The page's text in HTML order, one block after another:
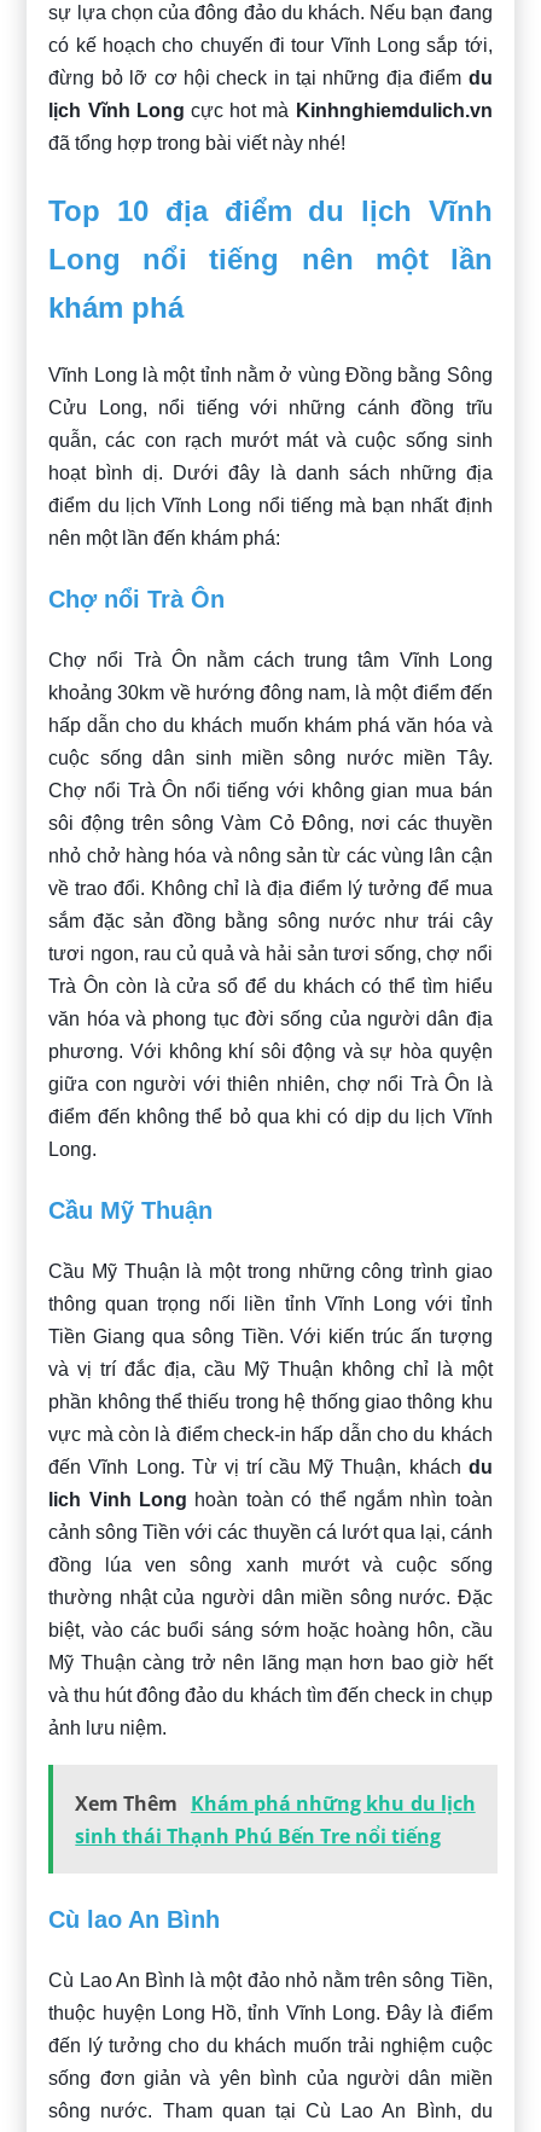
sự lựa chọn của đông đảo du khách. Nếu bạn đang
có kế hoạch cho chuyến đi tour Vĩnh Long sắp tới,
đừng bỏ lỡ cơ hội check in tại những địa điểm du
lịch Vĩnh Long cực hot mà Kinhnghiemdulich.vn
đã tổng hợp trong bài viết này nhé!
Top 10 địa điểm du lịch Vĩnh
Long nổi tiếng nên một lần
khám phá
Vĩnh Long là một tỉnh nằm ở vùng Đồng bằng Sông
Cửu Long, nổi tiếng với những cánh đồng trĩu
quẫn, các con rạch mướt mát và cuộc sống sinh
hoạt bình dị. Dưới đây là danh sách những địa
điểm du lịch Vĩnh Long nổi tiếng mà bạn nhất định
nên một lần đến khám phá:
Chợ nổi Trà Ôn
Chợ nổi Trà Ôn nằm cách trung tâm Vĩnh Long
khoảng 30km về hướng đông nam, là một điểm đến
hấp dẫn cho du khách muốn khám phá văn hóa và
cuộc sống dân sinh miền sông nước miền Tây.
Chợ nổi Trà Ôn nổi tiếng với không gian mua bán
sôi động trên sông Vàm Cỏ Đông, nơi các thuyền
nhỏ chở hàng hóa và nông sản từ các vùng lân cận
về trao đổi. Không chỉ là địa điểm lý tưởng để mua
sắm đặc sản đồng bằng sông nước như trái cây
tươi ngon, rau củ quả và hải sản tươi sống, chợ nổi
Trà Ôn còn là cửa sổ để du khách có thể tìm hiểu
văn hóa và phong tục đời sống của người dân địa
phương. Với không khí sôi động và sự hòa quyện
giữa con người với thiên nhiên, chợ nổi Trà Ôn là
điểm đến không thể bỏ qua khi có dịp du lịch Vĩnh
Long.
Cầu Mỹ Thuận
Cầu Mỹ Thuận là một trong những công trình giao
thông quan trọng nối liền tỉnh Vĩnh Long với tỉnh
Tiền Giang qua sông Tiền. Với kiến trúc ấn tượng
và vị trí đắc địa, cầu Mỹ Thuận không chỉ là một
phần không thể thiếu trong hệ thống giao thông khu
vực mà còn là điểm check-in hấp dẫn cho du khách
đến Vĩnh Long. Từ vị trí cầu Mỹ Thuận, khách du
lich Vinh Long hoàn toàn có thể ngắm nhìn toàn
cảnh sông Tiền với các thuyền cá lướt qua lại, cánh
đồng lúa ven sông xanh mướt và cuộc sống
thường nhật của người dân miền sông nước. Đặc
biệt, vào các buổi sáng sớm hoặc hoàng hôn, cầu
Mỹ Thuận càng trở nên lãng mạn hơn bao giờ hết
và thu hút đông đảo du khách tìm đến check in chụp
ảnh lưu niệm.
Xem Thêm Khám phá những khu du lịch
sinh thái Thạnh Phú Bến Tre nổi tiếng
Cù lao An Bình
Cù Lao An Bình là một đảo nhỏ nằm trên sông Tiền,
thuộc huyện Long Hồ, tỉnh Vĩnh Long. Đây là điểm
đến lý tưởng cho du khách muốn trải nghiệm cuộc
sống đơn giản và yên bình của người dân miền
sông nước. Tham quan tại Cù Lao An Bình, du